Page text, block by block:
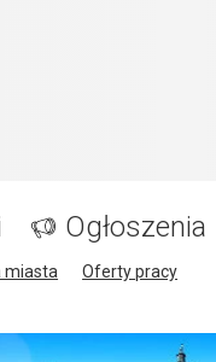
Ogłoszenia
miasta
Oferty pracy